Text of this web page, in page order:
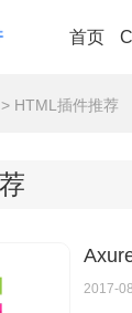
首页
> HTML插件推荐
2017-